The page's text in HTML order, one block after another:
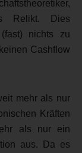
Relikt. Dies
nichts zu
Cashflow
mehr als nur
Kräften
als nur ein
aus. Da es